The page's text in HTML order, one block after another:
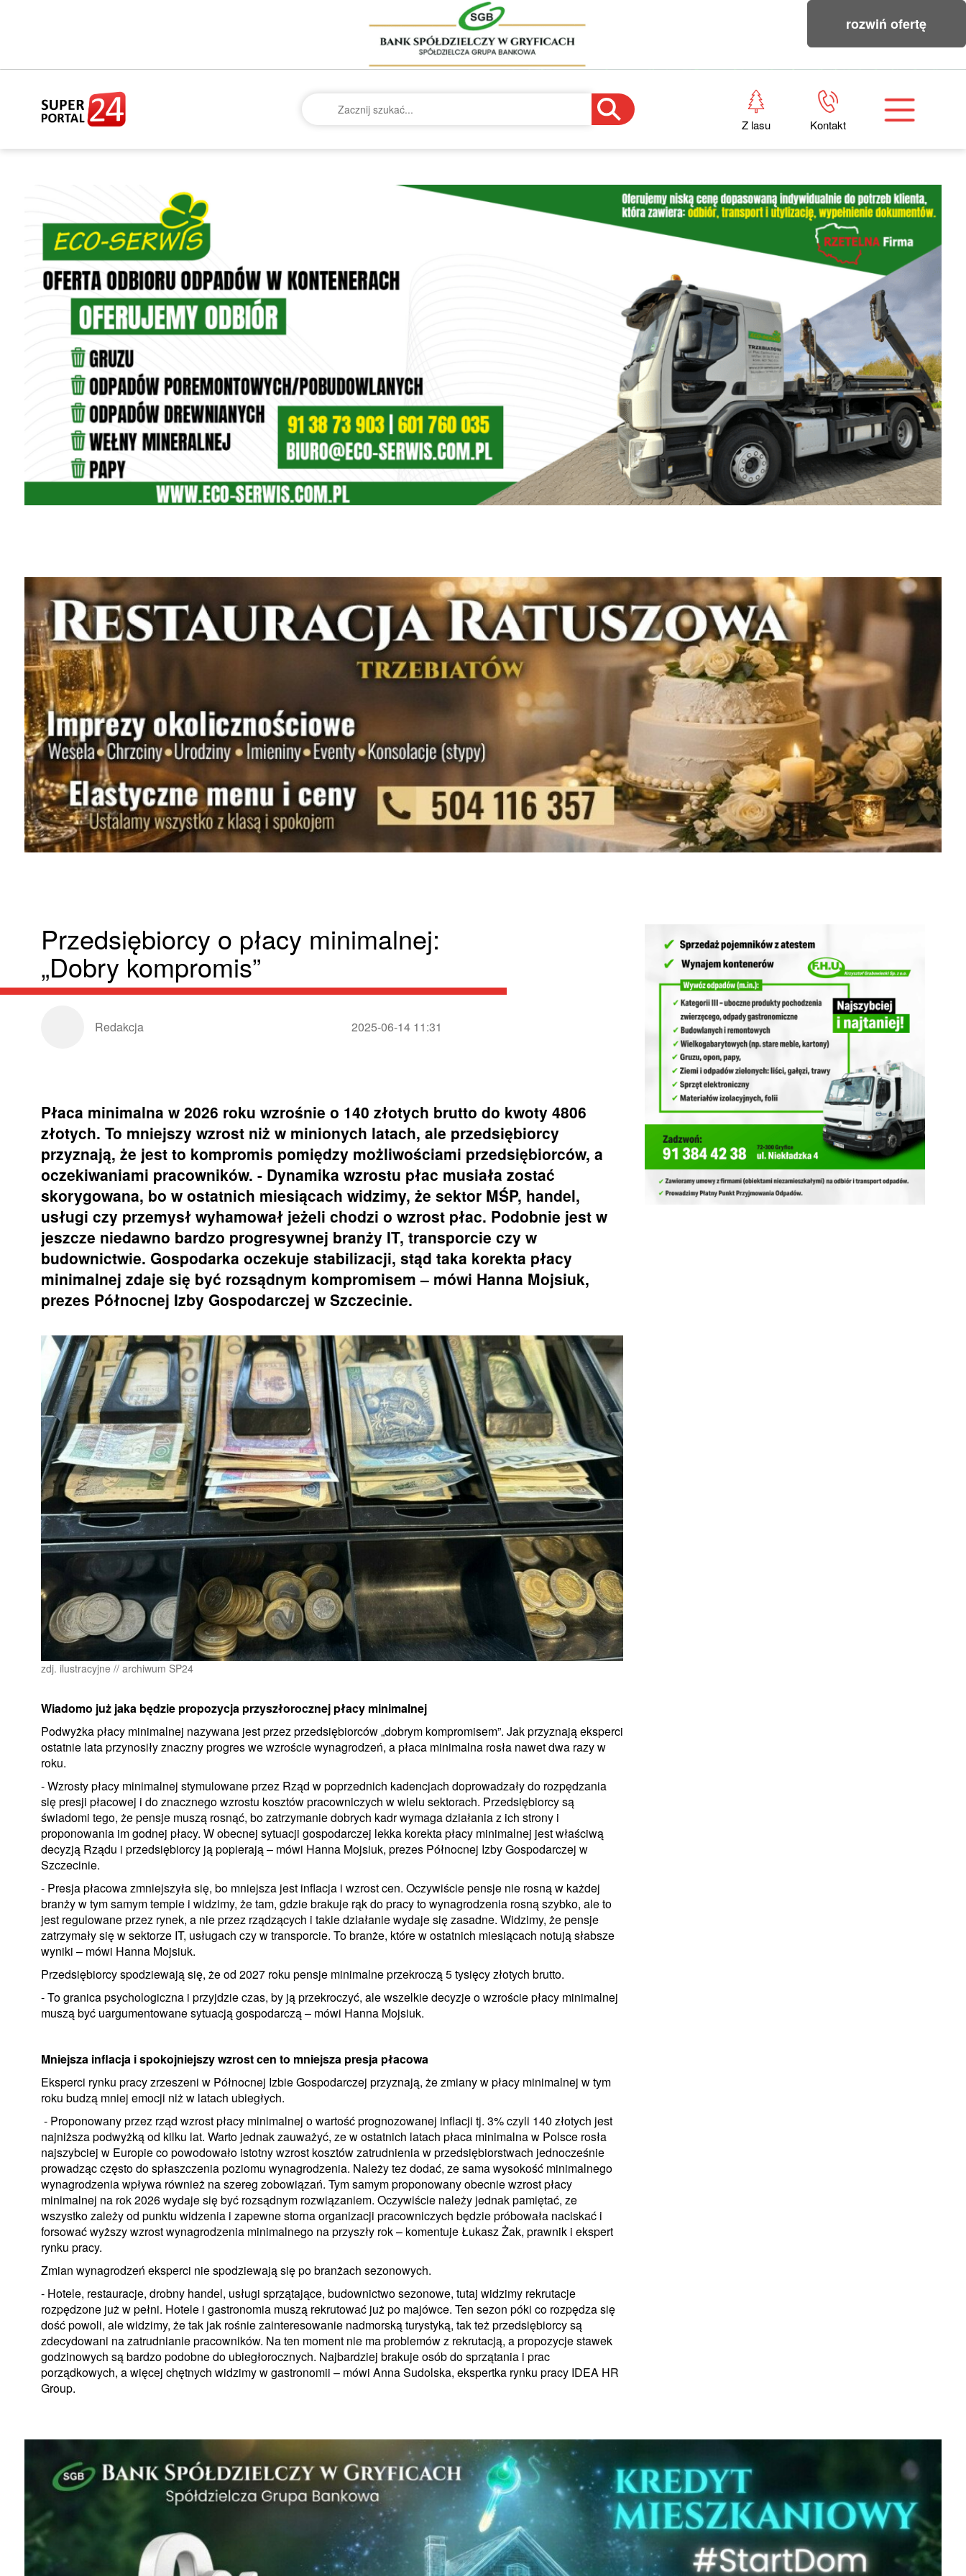
rozwiń ofertę
Z lasu Kontakt
Przedsiębiorcy o płacy minimalnej:
„Dobry kompromis”
Redakcja 2025-06-14 11:31
Płaca minimalna w 2026 roku wzrośnie o 140 złotych brutto do kwoty 4806
złotych. To mniejszy wzrost niż w minionych latach, ale przedsiębiorcy
przyznają, że jest to kompromis pomiędzy możliwościami przedsiębiorców, a
oczekiwaniami pracowników. - Dynamika wzrostu płac musiała zostać
skorygowana, bo w ostatnich miesiącach widzimy, że sektor MŚP, handel,
usługi czy przemysł wyhamował jeżeli chodzi o wzrost płac. Podobnie jest w
jeszcze niedawno bardzo progresywnej branży IT, transporcie czy w
budownictwie. Gospodarka oczekuje stabilizacji, stąd taka korekta płacy
minimalnej zdaje się być rozsądnym kompromisem – mówi Hanna Mojsiuk,
prezes Północnej Izby Gospodarczej w Szczecinie.
zdj. ilustracyjne // archiwum SP24
Wiadomo już jaka będzie propozycja przyszłorocznej płacy minimalnej
Podwyżka płacy minimalnej nazywana jest przez przedsiębiorców „dobrym kompromisem”. Jak przyznają eksperci
ostatnie lata przynosiły znaczny progres we wzroście wynagrodzeń, a płaca minimalna rosła nawet dwa razy w
roku.
- Wzrosty płacy minimalnej stymulowane przez Rząd w poprzednich kadencjach doprowadzały do rozpędzania
się presji płacowej i do znacznego wzrostu kosztów pracowniczych w wielu sektorach. Przedsiębiorcy są
świadomi tego, że pensje muszą rosnąć, bo zatrzymanie dobrych kadr wymaga działania z ich strony i
proponowania im godnej płacy. W obecnej sytuacji gospodarczej lekka korekta płacy minimalnej jest właściwą
decyzją Rządu i przedsiębiorcy ją popierają – mówi Hanna Mojsiuk, prezes Północnej Izby Gospodarczej w
Szczecinie.
- Presja płacowa zmniejszyła się, bo mniejsza jest inflacja i wzrost cen. Oczywiście pensje nie rosną w każdej
branży w tym samym tempie i widzimy, że tam, gdzie brakuje rąk do pracy to wynagrodzenia rosną szybko, ale to
jest regulowane przez rynek, a nie przez rządzących i takie działanie wydaje się zasadne. Widzimy, że pensje
zatrzymały się w sektorze IT, usługach czy w transporcie. To branże, które w ostatnich miesiącach notują słabsze
wyniki – mówi Hanna Mojsiuk.
Przedsiębiorcy spodziewają się, że od 2027 roku pensje minimalne przekroczą 5 tysięcy złotych brutto.
- To granica psychologiczna i przyjdzie czas, by ją przekroczyć, ale wszelkie decyzje o wzroście płacy minimalnej
muszą być uargumentowane sytuacją gospodarczą – mówi Hanna Mojsiuk.
Mniejsza inflacja i spokojniejszy wzrost cen to mniejsza presja płacowa
Eksperci rynku pracy zrzeszeni w Północnej Izbie Gospodarczej przyznają, że zmiany w płacy minimalnej w tym
roku budzą mniej emocji niż w latach ubiegłych.
- Proponowany przez rząd wzrost płacy minimalnej o wartość prognozowanej inflacji tj. 3% czyli 140 złotych jest
najniższa podwyżką od kilku lat. Warto jednak zauważyć, ze w ostatnich latach płaca minimalna w Polsce rosła
najszybciej w Europie co powodowało istotny wzrost kosztów zatrudnienia w przedsiębiorstwach jednocześnie
prowadząc często do spłaszczenia poziomu wynagrodzenia. Należy tez dodać, ze sama wysokość minimalnego
wynagrodzenia wpływa również na szereg zobowiązań. Tym samym proponowany obecnie wzrost płacy
minimalnej na rok 2026 wydaje się być rozsądnym rozwiązaniem. Oczywiście należy jednak pamiętać, ze
wszystko zależy od punktu widzenia i zapewne storna organizacji pracowniczych będzie próbowała naciskać i
forsować wyższy wzrost wynagrodzenia minimalnego na przyszły rok – komentuje Łukasz Żak, prawnik i ekspert
rynku pracy.
Zmian wynagrodzeń eksperci nie spodziewają się po branżach sezonowych.
- Hotele, restauracje, drobny handel, usługi sprzątające, budownictwo sezonowe, tutaj widzimy rekrutacje
rozpędzone już w pełni. Hotele i gastronomia muszą rekrutować już po majówce. Ten sezon póki co rozpędza się
dość powoli, ale widzimy, że tak jak rośnie zainteresowanie nadmorską turystyką, tak też przedsiębiorcy są
zdecydowani na zatrudnianie pracowników. Na ten moment nie ma problemów z rekrutacją, a propozycje stawek
godzinowych są bardzo podobne do ubiegłorocznych. Najbardziej brakuje osób do sprzątania i prac
porządkowych, a więcej chętnych widzimy w gastronomii – mówi Anna Sudolska, ekspertka rynku pracy IDEA HR
Group.